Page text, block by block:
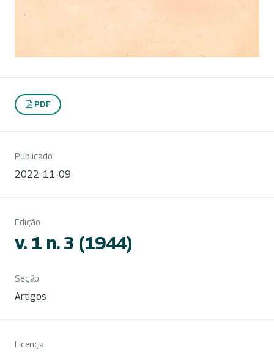
PDF
Publicado
2022-11-09
Edição
v. 1 n. 3 (1944)
Seção
Artigos
Licença